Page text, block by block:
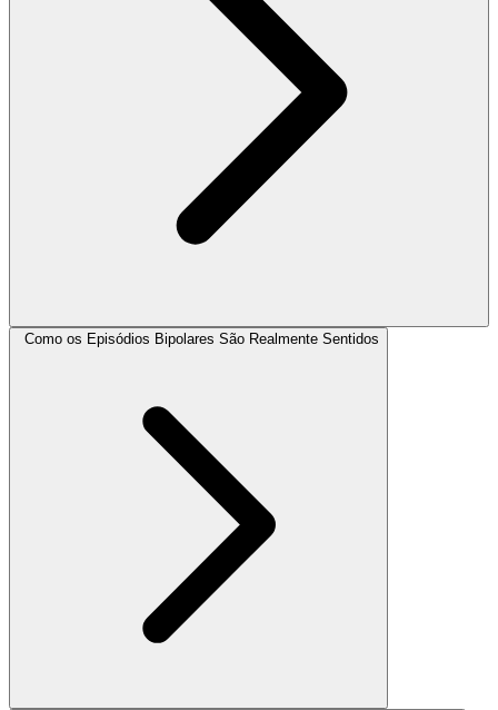
Como os Episódios Bipolares São Realmente Sentidos